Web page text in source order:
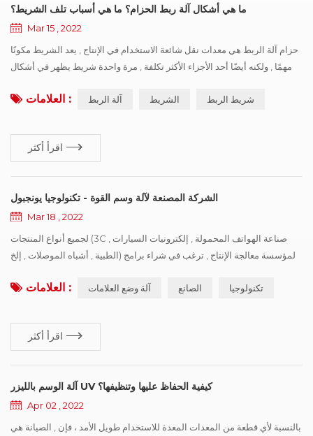
ما هي أشكال آلة ربط الحزام؟ ما هي أسباب تلف الشريط؟
Mar 15 , 2022
حزام آلة الربط هي معدات نقل شائعة الاستخدام في الإنتاج , يعد الشريط مكونًا
مهمًا , ولكنه أيضًا أحد الأجزاء الأكثر تكلفة , مرة واحدة شريط يظهر في أشكال
أنواع من أشكال الضرر الشائعة , وتطرح اقتراحات تحسين وفقًا لأسباب مختلفة
العلامات : آلة الربط الشريط شريط الربط
اقرأ أكثر
الشركة المصنعة لآلة وسم القوة - تكنولوجيا يونجبول
Mar 18 , 2022
لجميع أنواع المنتجات (3C صناعة الهواتف المحمولة , إلكترونيات السيارات ,
الطبية , أشباه الموصلات , إلخ) لمؤسسة معالجة الإنتاج , ترغب في شراء برامج
والثاني هو تعزيز القدرة التنافسية للمنتجات , كسب المزيد من حصة السوق ,
العلامات : آلة وضع العلامات الصانع تكنولوجيا
اقرأ أكثر
آلة الوسم بالليزر UV كيفية الحفاظ عليها وتنظيفها؟
Apr 02 , 2022
بالنسبة لأي قطعة من المعدات المعدة للاستخدام طويل الأمد ، فإن , الصيانة هي